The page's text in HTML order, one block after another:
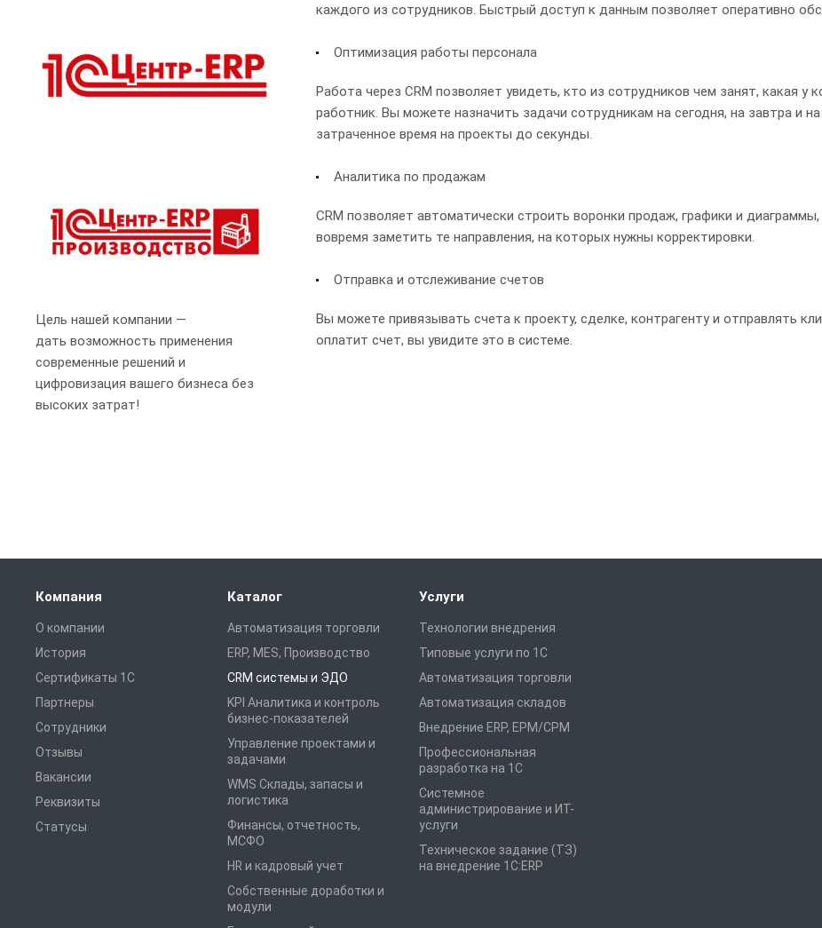
каждого из сотрудников. Быстрый доступ к данным позволяет оперативно
Оптимизация работы персонала
Работа через CRM позволяет увидеть, кто из сотрудников чем занят, какая у
работник. Вы можете назначить задачи сотрудникам на сегодня, на завтра и
затраченное время на проекты до секунды.
Аналитика по продажам
CRM позволяет автоматически строить воронки продаж, графики и
вовремя заметить те направления, на которых нужны корректировки.
Отправка и отслеживание счетов
Вы можете привязывать счета к проекту, сделке, контрагенту и отправлять
оплатит счет, вы увидите это в системе.
Цель нашей компании —
дать возможность применения
современные решений и
цифровизация вашего бизнеса без
высоких затрат!
Компания
О компании
История
Сертификаты 1С
Партнеры
Сотрудники
Отзывы
Вакансии
Реквизиты
Статусы
Каталог
Автоматизация торговли
ERP, MES, Производство
CRM системы и ЭДО
KPI Аналитика и контроль
бизнес-показателей
Управление проектами и
задачами
WMS Склады, запасы и
логистика
Финансы, отчетность,
МСФО
HR и кадровый учет
Собственные доработки и
модули
Услуги
Технологии внедрения
Типовые услуги по 1С
Автоматизация торговли
Автоматизация складов
Внедрение ERP, EPM/CPM
Профессиональная
разработка на 1С
Системное
администрирование и ИТ-
услуги
Техническое задание (ТЗ)
на внедрение 1С:ERP